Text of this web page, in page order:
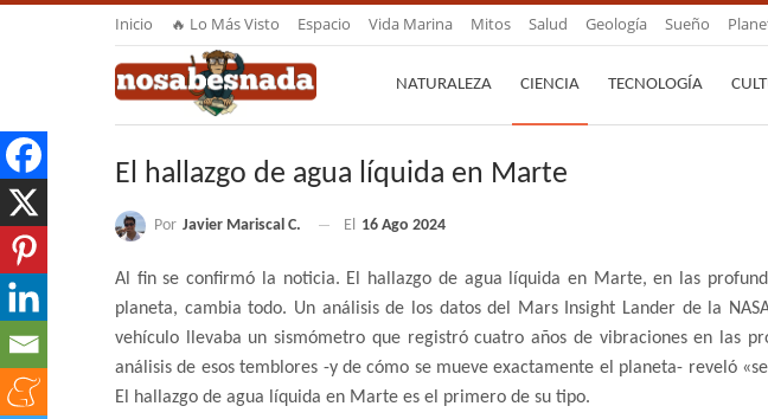
Inicio 🔥 Lo Más Visto Espacio Vida Marina Mitos Salud Geología Sueño
NATURALEZA CIENCIA TECNOLOGÍA
El hallazgo de agua líquida en Marte
Por Javier Mariscal C. El 16 Ago 2024
Al fin se confirmó la noticia. El hallazgo de agua líquida en Marte, en las
planeta, cambia todo. Un análisis de los datos del Mars Insight Lander de la
vehículo llevaba un sismómetro que registró cuatro años de vibraciones en las
análisis de esos temblores -y de cómo se mueve exactamente el planeta- reveló
El hallazgo de agua líquida en Marte es el primero de su tipo.